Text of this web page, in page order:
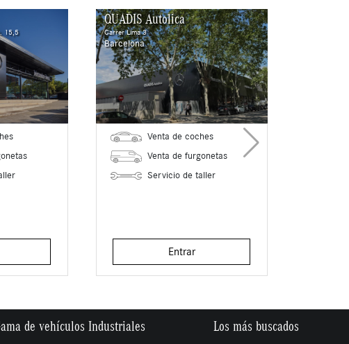
15,5
QUADIS Autolica
Carrer Lima 3
Barcelona
Venta de coches
Venta de furgonetas
Servicio de taller
Entrar
de vehículos Industriales Los más buscados